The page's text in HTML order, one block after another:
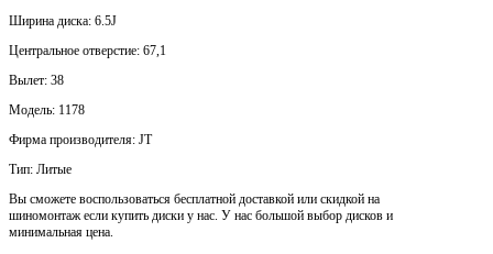
Ширина диска: 6.5J
Центральное отверстие: 67,1
Вылет: 38
Модель: 1178
Фирма производителя: JT
Тип: Литые
Вы сможете воспользоваться бесплатной доставкой или скидкой на
шиномонтаж если купить диски у нас. У нас большой выбор дисков и
минимальная цена.